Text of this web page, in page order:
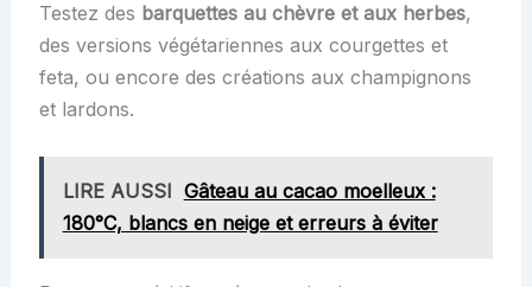
Testez des barquettes au chèvre et aux herbes,
des versions végétariennes aux courgettes et
feta, ou encore des créations aux champignons
et lardons.
LIRE AUSSI Gâteau au cacao moelleux :
180°C, blancs en neige et erreurs à éviter